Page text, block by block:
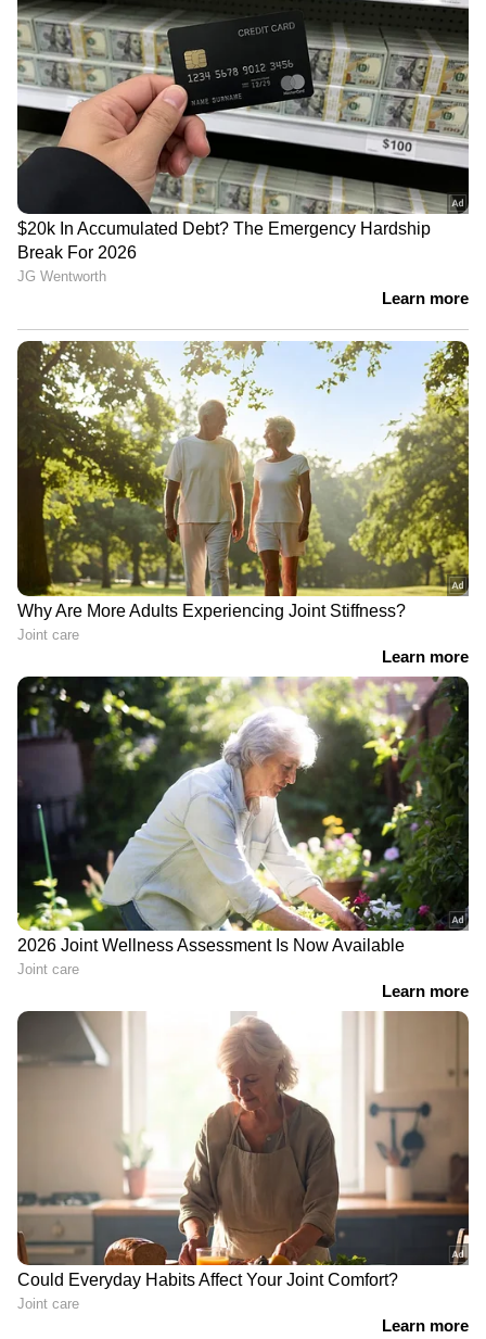
മോഡലുമായി താരതമ്യം ചെയ്തത് അസ്വസ്ഥത
ഉണ്ടാക്കുന്നതാണെന്ന് മറ്റുചിലർ വിമർശിച്ചു.
കുഞ്ഞിന്റെ ആദ്യ വാക്കുകൾ പോലും
എഐയുടെ പ്രകടനത്തിനുള്ള
മാനദണ്ഡമാക്കുന്നുവെന്ന രീതിയിൽ
പരിഹസിച്ചും ചിലർ പ്രതികരിച്ചു.
അതേസമയം, ജിപിടി 5.6 ഈ ആഴ്ച കൂടുതൽ
പുറത്തിറക്കിയേക്കുമെന്ന അഭ്യൂഹങ്ങളും ടെക്ക്
ലോകത്ത് ശക്തമാണ്. എന്നാൽ
ഇതുസംബന്ധിച്ച് ഓപ്പൺഎഐ ഇതുവരെ
ഔദ്യോഗിക പ്രഖ്യാപനം നടത്തിയിട്ടില്ല.